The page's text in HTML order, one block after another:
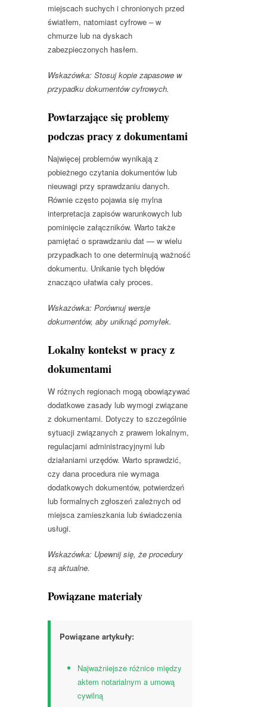
miejscach suchych i chronionych przed
światłem, natomiast cyfrowe – w
chmurze lub na dyskach
zabezpieczonych hasłem.
Wskazówka: Stosuj kopie zapasowe w
przypadku dokumentów cyfrowych.
Powtarzające się problemy
podczas pracy z dokumentami
Najwięcej problemów wynikają z
pobieżnego czytania dokumentów lub
nieuwagi przy sprawdzaniu danych.
Równie często pojawia się mylna
interpretacja zapisów warunkowych lub
pominięcie załączników. Warto także
pamiętać o sprawdzaniu dat — w wielu
przypadkach to one determinują ważność
dokumentu. Unikanie tych błędów
znacząco ułatwia cały proces.
Wskazówka: Porównuj wersje
dokumentów, aby uniknąć pomyłek.
Lokalny kontekst w pracy z
dokumentami
W różnych regionach mogą obowiązywać
dodatkowe zasady lub wymogi związane
z dokumentami. Dotyczy to szczególnie
sytuacji związanych z prawem lokalnym,
regulacjami administracyjnymi lub
działaniami urzędów. Warto sprawdzić,
czy dana procedura nie wymaga
dodatkowych dokumentów, potwierdzeń
lub formalnych zgłoszeń zależnych od
miejsca zamieszkania lub świadczenia
usługi.
Wskazówka: Upewnij się, że procedury
są aktualne.
Powiązane materiały
Powiązane artykuły:
Najważniejsze różnice między
aktem notarialnym a umową
cywilną